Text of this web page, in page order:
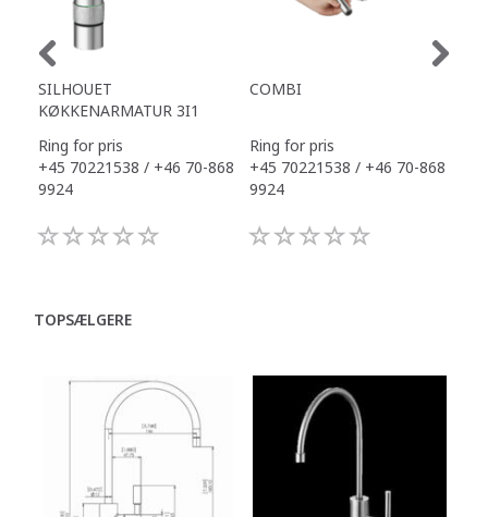
SILHOUET
KØKKENARMATUR 3I1
Ring for pris
+45 70221538 / +46 70-868
9924
COMBI
Ring for pris
+45 70221538 / +46 70-868
9924
TOPSÆLGERE